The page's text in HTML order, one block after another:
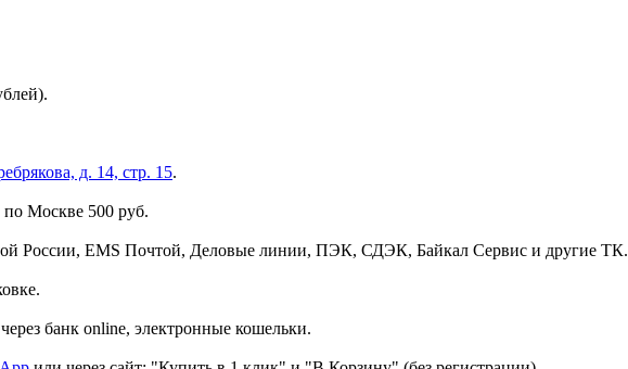
д. 14, стр. 15.
по Москве 500 руб.
России, EMS Почтой, Деловые линии, ПЭК, СДЭК, Байкал Сервис и другие ТК.
банк online, электронные кошельки.